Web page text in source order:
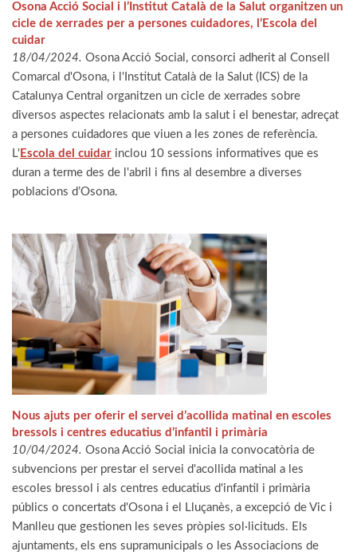
Osona Acció Social i l’Institut Català de la Salut organitzen un
cicle de xerrades per a persones cuidadores, l’Escola del
cuidar
18/04/2024. Osona Acció Social, consorci adherit al Consell
Comarcal d'Osona, i l'Institut Català de la Salut (ICS) de la
Catalunya Central organitzen un cicle de xerrades sobre
diversos aspectes relacionats amb la salut i el benestar, adreçat
a persones cuidadores que viuen a les zones de referència.
L' Escola del cuidar inclou 10 sessions informatives que es
duran a terme des de l'abril i fins al desembre a diverses
poblacions d’Osona.
Nous ajuts per oferir el servei d’acollida matinal en escoles
bressols i centres educatius d’infantil i primària
10/04/2024. Osona Acció Social inicia la convocatòria de
subvencions per prestar el servei d'acollida matinal a les
escoles bressol i als centres educatius d'infantil i primària
públics o concertats d'Osona i el Lluçanès, a excepció de Vic i
Manlleu que gestionen les seves pròpies sol·licituds. Els
ajuntaments, els ens supramunicipals o les Associacions de